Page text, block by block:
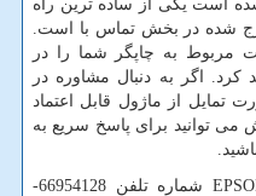
است یکی از ساده ترین راه
شده در بخش تماس با است.
مربوط به چاپگر شما را در
اگر به دنبال مشاوره در
تمایل از ماژول قابل اعتماد
می توانید برای پاسخ سریع به
شماره تلفن 66954128-